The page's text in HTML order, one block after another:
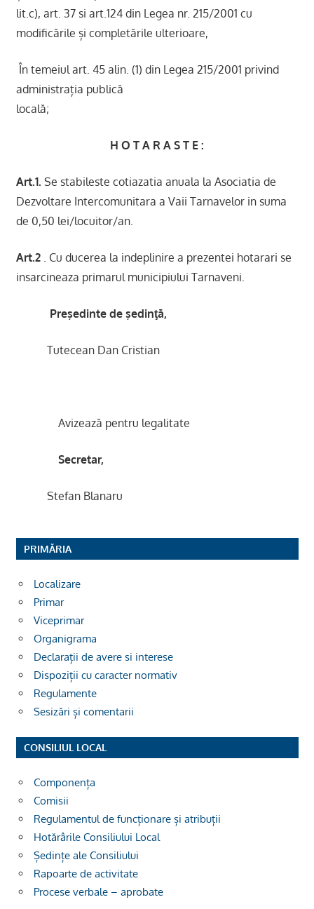
lit.c), art. 37 si art.124 din Legea nr. 215/2001 cu
modificările și completările ulterioare,
În temeiul art. 45 alin. (1) din Legea 215/2001 privind
administrația publică
locală;
H O T A R A S T E :
Art.1. Se stabileste cotiazatia anuala la Asociatia de
Dezvoltare Intercomunitara a Vaii Tarnavelor in suma
de 0,50 lei/locuitor/an.
Art.2. Cu ducerea la indeplinire a prezentei hotarari se
insarcineaza primarul municipiului Tarnaveni.
Preşedinte de şedinţă,
Tutecean Dan Cristian
Avizează pentru legalitate
Secretar,
Stefan Blanaru
PRIMĂRIA
Localizare
Primar
Viceprimar
Organigrama
Declarații de avere si interese
Dispoziții cu caracter normativ
Regulamente
Sesizări și comentarii
CONSILIUL LOCAL
Componența
Comisii
Regulamentul de funcționare și atribuții
Hotărârile Consiliului Local
Ședințe ale Consiliului
Rapoarte de activitate
Procese verbale – aprobate